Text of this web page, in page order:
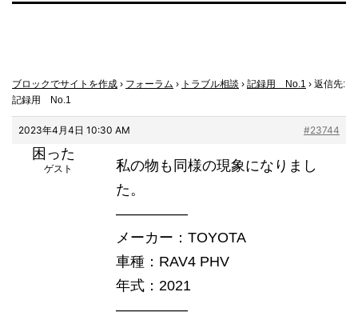
ブロックでサイトを作成 › フォーラム › トラブル相談 › 記録用 No.1 › 返信先:
記録用 No.1
2023年4月4日 10:30 AM #23744
困った
ゲスト
私の物も同様の現象になりまし
た。
—————
メーカー：TOYOTA
車種：RAV4 PHV
年式：2021
—————